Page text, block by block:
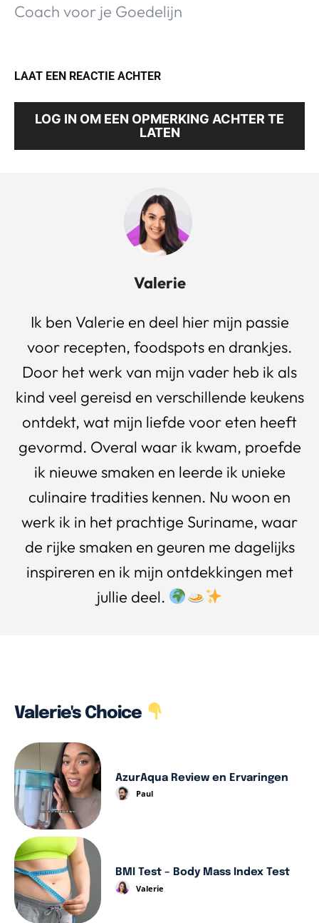
Coach voor je Goedelijn
LAAT EEN REACTIE ACHTER
LOG IN OM EEN OPMERKING ACHTER TE
LATEN
Valerie
Ik ben Valerie en deel hier mijn passie
voor recepten, foodspots en drankjes.
Door het werk van mijn vader heb ik als
kind veel gereisd en verschillende keukens
ontdekt, wat mijn liefde voor eten heeft
gevormd. Overal waar ik kwam, proefde
ik nieuwe smaken en leerde ik unieke
culinaire tradities kennen. Nu woon en
werk ik in het prachtige Suriname, waar
de rijke smaken en geuren me dagelijks
inspireren en ik mijn ontdekkingen met
jullie deel.
Valerie's Choice
AzurAqua Review en Ervaringen
Paul
BMI Test – Body Mass Index Test
Valerie